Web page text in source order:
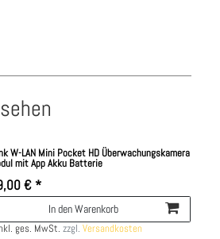
W-LAN Mini Pocket HD Überwachungskamera
mit App Akku Batterie
€ *
In den Warenkorb
ges. MwSt. zzgl.Versandkosten